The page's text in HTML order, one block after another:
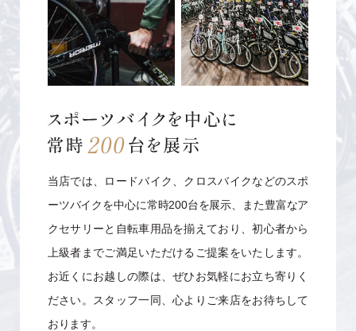
当店では、ロードバイク、クロスバイクなどのスポ
ーツバイクを中心に常時200台を展示、また豊富なア
クセサリーと自転車用品を揃えており、初心者から
上級者までご満足いただけるご提案をいたします。
お近くにお越しの際は、ぜひお気軽にお立ち寄りく
ださい。スタッフ一同、心よりご来店をお待ちして
おります。